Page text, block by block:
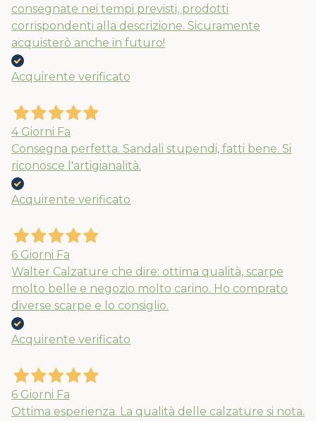
consegnate nei tempi previsti, prodotti
corrispondenti alla descrizione. Sicuramente
acquisterò anche in futuro!
Acquirente verificato
4 Giorni Fa
Consegna perfetta. Sandali stupendi, fatti bene. Si
riconosce l'artigianalità.
Acquirente verificato
6 Giorni Fa
Walter Calzature che dire: ottima qualità, scarpe
molto belle e negozio molto carino. Ho comprato
diverse scarpe e lo consiglio.
Acquirente verificato
6 Giorni Fa
Ottima esperienza. La qualità delle calzature si nota.